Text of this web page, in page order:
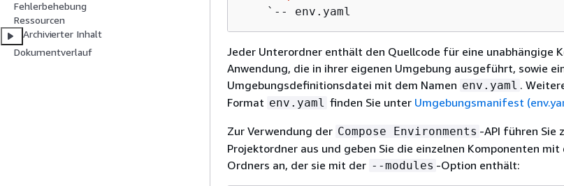
Fehlerbehebung
Ressourcen
Archivierter Inhalt
Dokumentverlauf
    `-- env.yaml
Jeder Unterordner enthält den Quellcode für eine unabhängige
Anwendung, die in ihrer eigenen Umgebung ausgeführt, sowie
Umgebungsdefinitionsdatei mit dem Namen env.yaml .
Format env.yaml finden Sie unter Umgebungsmanifest
Zur Verwendung der Compose Environments -API führen Sie
Projektordner aus und geben Sie die einzelnen Komponenten mit
Ordners an, der sie mit der --modules -Option enthält: